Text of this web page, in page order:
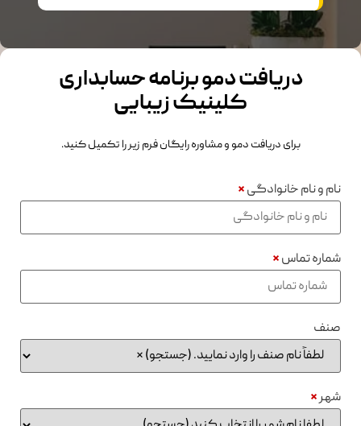
دریافت دمو برنامه حسابداری
کلینیک زیبایی
برای دریافت دمو و مشاوره رایگان فرم زیر را تکمیل کنید.
نام و نام خانوادگی*
شماره تماس*
صنف
شهر*